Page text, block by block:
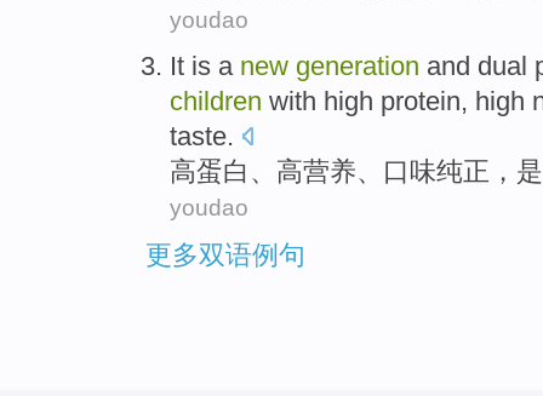
youdao
It is a new generation and dual
children with high protein, high
taste.
高蛋白 、 高营养、 口味纯正 ， 是
youdao
更多双语例句